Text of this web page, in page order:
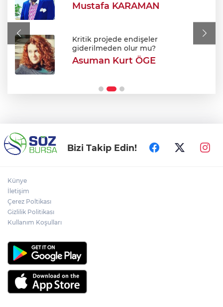
Efkan Ala: "Terörsüz Türkiye süreciyle
Mustafa KARAMAN
Kritik projede endişeler
giderilmeden olur mu?
Asuman Kurt ÖGE
Bizi Takip Edin!
Künye
İletişim
Çerez Poltikası
Gizlilik Politikası
Kullanım Koşulları